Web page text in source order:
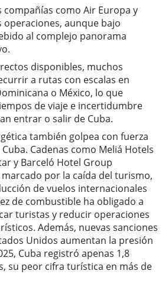
como Air Europa y
operaciones, aunque bajo
al complejo panorama
disponibles, muchos
a rutas con escalas en
o México, lo que
de viaje e incertidumbre
entrar o salir de Cuba.
también golpea con fuerza
Cadenas como Meliá Hotels
y Barceló Hotel Group
por la caída del turismo,
de vuelos internacionales
de combustible ha obligado a
turistas y reducir operaciones
Además, nuevas sanciones
Unidos aumentan la presión
Cuba registró apenas 1,8
su peor cifra turística en más de